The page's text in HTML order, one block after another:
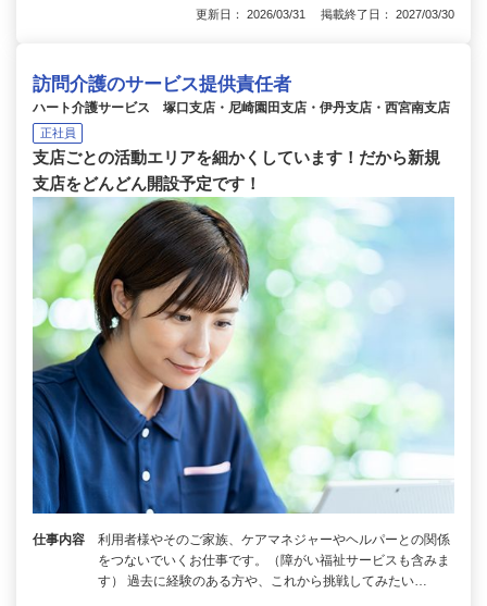
更新日： 2026/03/31 掲載終了日： 2027/03/30
訪問介護のサービス提供責任者
ハート介護サービス 塚口支店・尼崎園田支店・伊丹支店・西宮南支店
正社員
支店ごとの活動エリアを細かくしています！だから新規
支店をどんどん開設予定です！
仕事内容
利用者様やそのご家族、ケアマネジャーやヘルパーとの関係
をつないでいくお仕事です。（障がい福祉サービスも含みま
す） 過去に経験のある方や、これから挑戦してみたい…